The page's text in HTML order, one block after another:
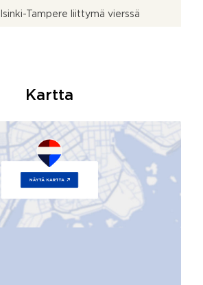
Tampere liittymä vierssä
Kartta